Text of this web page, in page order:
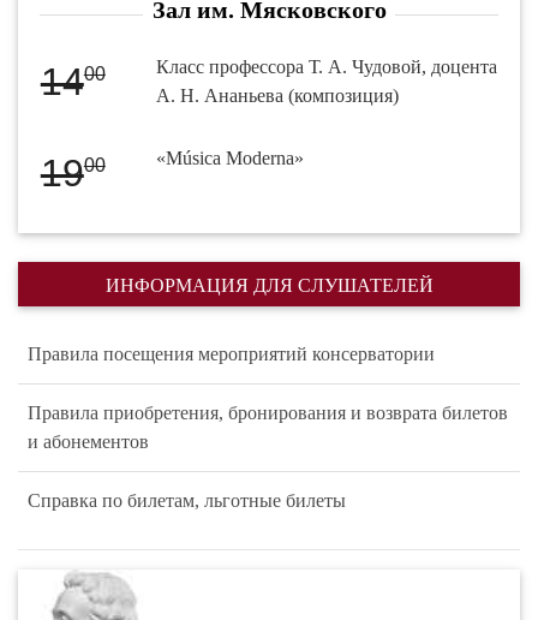
Зал им. Мясковского
1400
Класс профессора Т. А. Чудовой, доцента
А. Н. Ананьева (композиция)
1900 «Música Moderna»
ИНФОРМАЦИЯ ДЛЯ СЛУШАТЕЛЕЙ
Правила посещения мероприятий консерватории
Правила приобретения, бронирования и возврата билетов
и абонементов
Справка по билетам, льготные билеты